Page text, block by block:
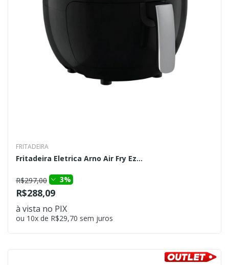
FRITADEIRA
Fritadeira Eletrica Arno Air Fry Ez...
R$297,00 3%
R$288,09
à vista no PIX
ou 10x de R$29,70 sem juros